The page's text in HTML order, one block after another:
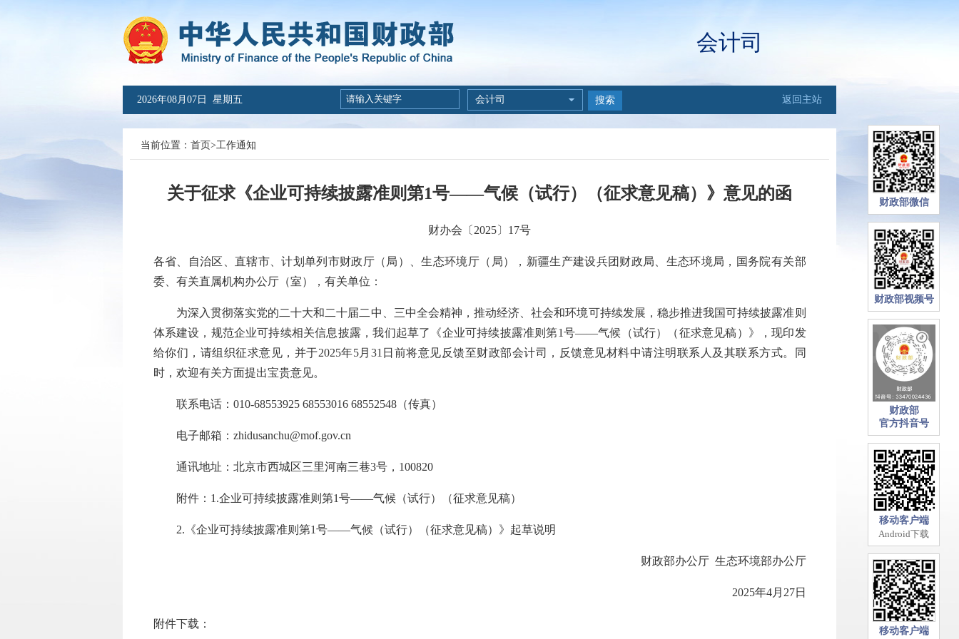
财政部微信
财政部视频号
财政部
官方抖音号
移动客户端
Android下载
移动客户端
会计司
2026年08月07日 星期五 会计司 搜索 返回主站
当前位置： 首页>工作通知
关于征求《企业可持续披露准则第1号——气候（试行）（征求意见稿）》意见的函
财办会〔2025〕17号
各省、自治区、直辖市、计划单列市财政厅（局）、生态环境厅（局），新疆生产建设兵团财政局、生态环境局，国务院有关部
委、有关直属机构办公厅（室），有关单位：
为深入贯彻落实党的二十大和二十届二中、三中全会精神，推动经济、社会和环境可持续发展，稳步推进我国可持续披露准则
体系建设，规范企业可持续相关信息披露，我们起草了《企业可持续披露准则第1号——气候（试行）（征求意见稿）》，现印发
给你们，请组织征求意见，并于2025年5月31日前将意见反馈至财政部会计司，反馈意见材料中请注明联系人及其联系方式。同
时，欢迎有关方面提出宝贵意见。
联系电话：010-68553925 68553016 68552548（传真）
电子邮箱：zhidusanchu@mof.gov.cn
通讯地址：北京市西城区三里河南三巷3号，100820
附件：1.企业可持续披露准则第1号——气候 （试行）（征求意见稿）
2.《企业可持续披露准则第1号——气候 （试行）（征求意见稿）》起草说明
财政部办公厅 生态环境部办公厅
2025年4月27日
附件下载：